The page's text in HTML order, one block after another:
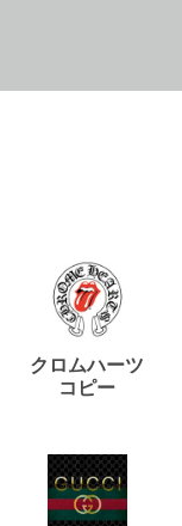
クロムハーツ
コピー